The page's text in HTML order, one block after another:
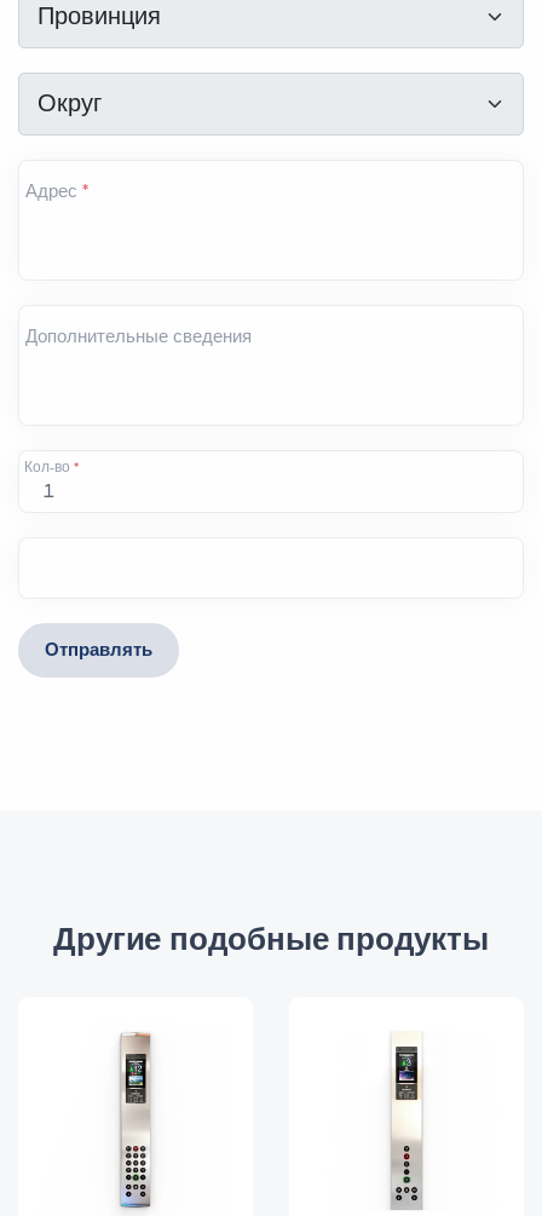
Провинция
Округ
Адрес *
Дополнительные сведения
Кол-во *
Отправлять
Другие подобные продукты